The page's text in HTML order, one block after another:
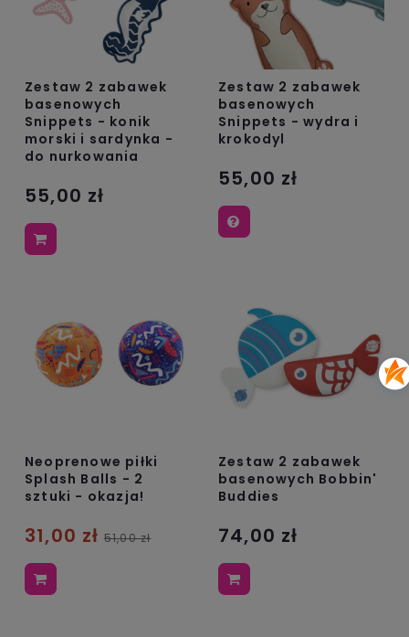
Zestaw 2 zabawek
basenowych
Snippets - konik
morski i sardynka -
do nurkowania
55,00 zł
Zestaw 2 zabawek
basenowych
Snippets - wydra i
krokodyl
55,00 zł
Neoprenowe piłki
Splash Balls - 2
sztuki - okazja!
31,00 zł 51,00 zł
Zestaw 2 zabawek
basenowych Bobbin'
Buddies
74,00 zł